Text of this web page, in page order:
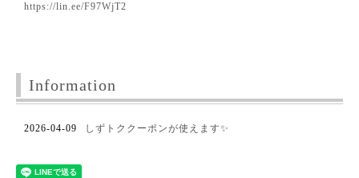
https://lin.ee/F97WjT2
Information
2026-04-09 しずトククーポンが使えます✨